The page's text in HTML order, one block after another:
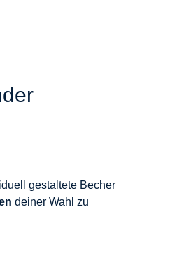
gestaltete Becher
deiner Wahl zu